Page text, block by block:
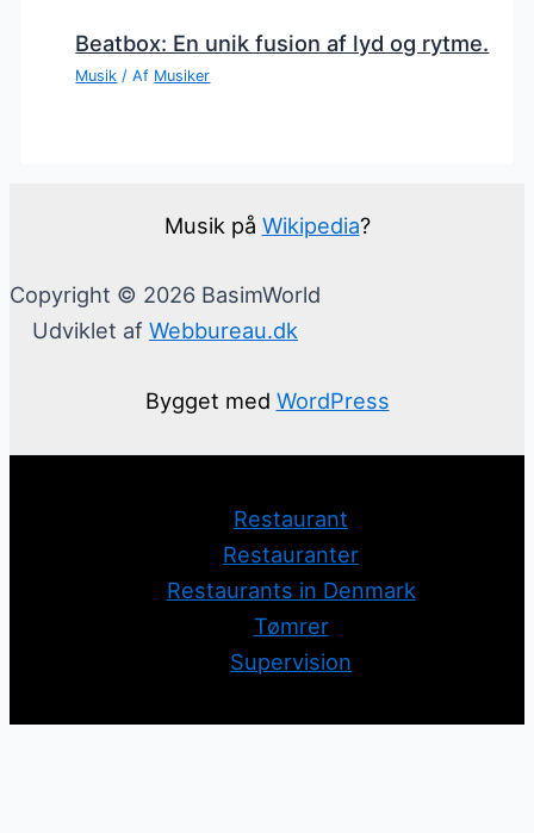
Beatbox: En unik fusion af lyd og rytme.
Musik / Af Musiker
Musik på Wikipedia?
Copyright © 2026 BasimWorld
Udviklet af Webbureau.dk
Bygget med WordPress
Restaurant
Restauranter
Restaurants in Denmark
Tømrer
Supervision